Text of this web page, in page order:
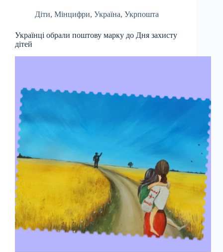
Діти, Мінцифри, Україна, Укрпошта
Українці обрали поштову марку до Дня захисту
дітей